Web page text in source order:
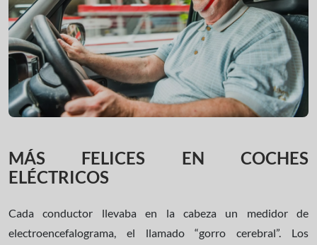
MÁS FELICES EN COCHES
ELÉCTRICOS
Cada conductor llevaba en la cabeza un medidor de
electroencefalograma, el llamado “gorro cerebral”. Los